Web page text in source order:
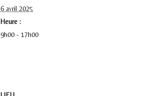
6 avril 2025
Heure :
9h00 - 17h00